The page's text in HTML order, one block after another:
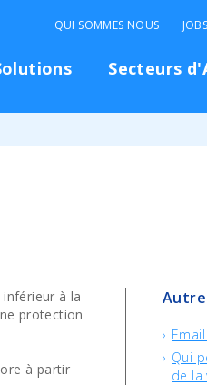
Secteurs
QUI SOMMES NOUS JOBS
à la
protection
à partir
Qui
de la